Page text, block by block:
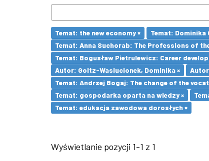
Temat: the new economy ×
Temat:
Temat: Anna Suchorab: The Professions of
Temat: Bogusław Pietrulewicz: Career
Autor: Goltz-Wasiucionek, Dominika ×
Temat: Andrzej Bogaj: The change of the
Temat: gospodarka oparta na wiedzy ×
Temat: edukacja zawodowa dorosłych ×
Wyświetlanie pozycji 1-1 z 1